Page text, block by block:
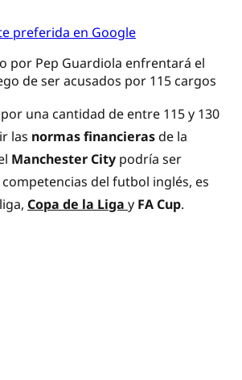
preferida en Google
por Pep Guardiola enfrentará el
de ser acusados por 115 cargos
una cantidad de entre 115 y 130
las normas financierasde la
Manchester City podría ser
del futbol inglés, es
Copa de la Liga y FA Cup.